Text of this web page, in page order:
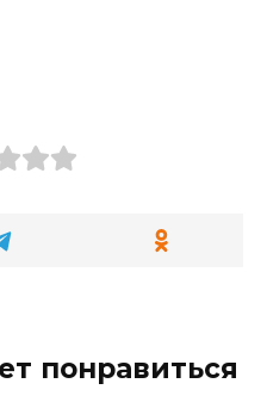
понравиться